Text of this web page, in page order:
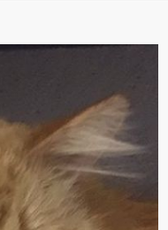
വാർത്തകൾ